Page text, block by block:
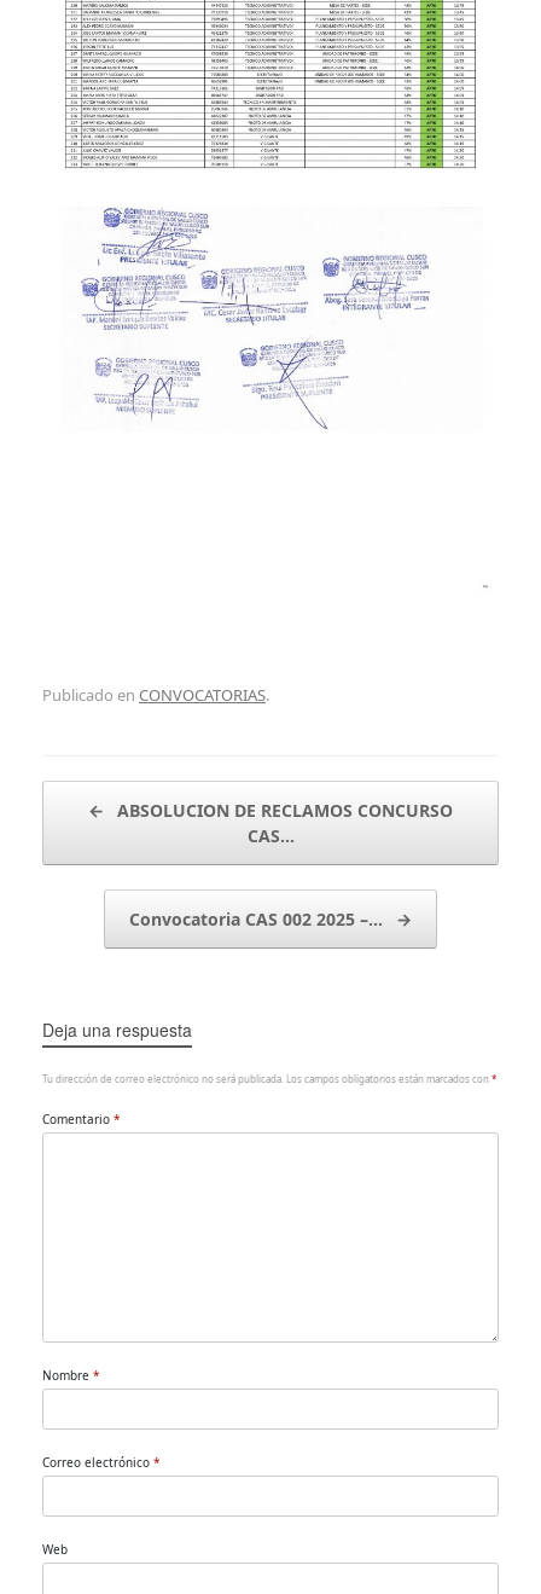
Publicado en CONVOCATORIAS.
Navegador de artículos
←
ABSOLUCION DE RECLAMOS CONCURSO
CAS…
Convocatoria CAS 002 2025 –… →
Deja una respuesta
Tu dirección de correo electrónico no será publicada. Los campos obligatorios están marcados con*
Comentario *
Nombre *
Correo electrónico *
Web